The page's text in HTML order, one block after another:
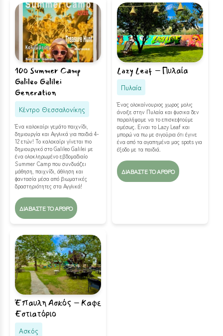
10ο Summer Camp
Galileo Galilei
Generation
Κέντρο Θεσσαλονίκης
Ένα καλοκαίρι γεμάτο παιχνίδι,
δημιουργία και Αγγλικά για παιδιά 4-
12 ετών! Το καλοκαίρι γίνεται πιο
δημιουργικό στο Galileo Galilei με
ένα ολοκληρωμένο εβδομαδιαίο
Summer Camp που συνδυάζει
μάθηση, παιχνίδι, άθληση και
φαντασία μέσα από βιωματικές
δραστηριότητες στα Αγγλικά!
ΔΙΑΒΆΣΤΕ ΤΟ ΆΡΘΡΟ
Lazy Leaf – Πυλαία
Πυλαία
Ένας ολοκαίνουριος χωρος μολις
άνοιξε στην Πυλαία και φυσικα δεν
παραλήψαμε να το επισκεφτούμε
αμέσως. Ειναι το Lazy Leaf και
μπορώ να πω με σιγούρια ότι έγινε
ένα από τα αγαπημένα μας spots για
έξοδο με τα παιδιά.
ΔΙΑΒΆΣΤΕ ΤΟ ΆΡΘΡΟ
Έπαυλη Ασκός – Καφε
Εστιατόριο
Ασκός